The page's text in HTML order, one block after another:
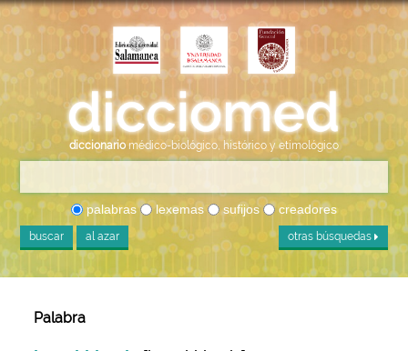
diccionario médico-biológico, histórico y etimológico
palabras lexemas sufijos creadores
buscar al azar otras búsquedas
Palabra